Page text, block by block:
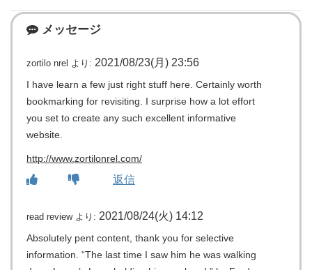
メッセージ
zortilo nrel より: 2021/08/23(月) 23:56
I have learn a few just right stuff here. Certainly worth
bookmarking for revisiting. I surprise how a lot effort
you set to create any such excellent informative
website.
http://www.zortilonrel.com/
返信
read review より: 2021/08/24(火) 14:12
Absolutely pent content, thank you for selective
information. “The last time I saw him he was walking